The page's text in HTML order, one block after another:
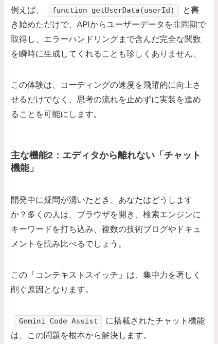
例えば、 function getUserData(userId)
と書
き始めただけで、APIからユーザーデータを非同期で
取得し、エラーハンドリングまで含んだ完全な関数
を瞬時に生成してくれることも珍しくありません。
この体験は、コーディングの速度を飛躍的に向上さ
せるだけでなく、思考の流れを止めずに実装を進め
ることを可能にします。
主な機能2：エディタから離れない「チャット
機能」
開発中に疑問が湧いたとき、あなたはどうします
か？多くの人は、ブラウザを開き、検索エンジンに
キーワードを打ち込み、複数の技術ブログやドキュ
メントを読み比べるでしょう。
この「コンテキストスイッチ」は、集中力を著しく
削ぐ原因となります。
Gemini Code Assist
に搭載されたチャット機能
は、この問題を根本から解決します。